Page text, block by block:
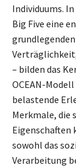
Individuums.
Big Five eine
– bilden das
OCEAN-
belastende
Merkmale, die
Eigenschaften
sowohl das
Verarbeitung